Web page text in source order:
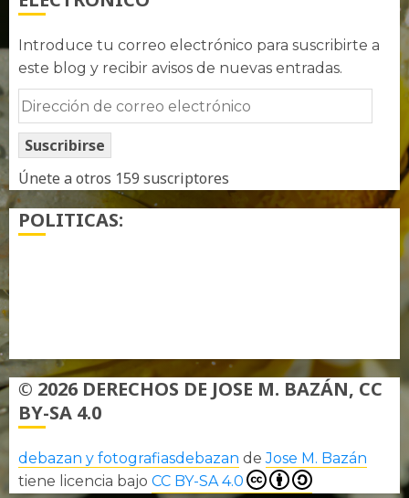
Introduce tu correo electrónico para suscribirte a
este blog y recibir avisos de nuevas entradas.
Dirección
de
correo
electrónico
Suscribirse
Únete a otros 159 suscriptores
POLITICAS:
© 2026 DERECHOS DE JOSE M. BAZÁN, CC
BY-SA 4.0
debazan y fotografiasdebazan deJose M. Bazán
tiene licencia bajo CC BY-SA 4.0